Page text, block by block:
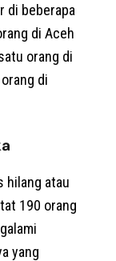
di beberapa
di Aceh
orang di
di
hilang atau
190 orang
yang